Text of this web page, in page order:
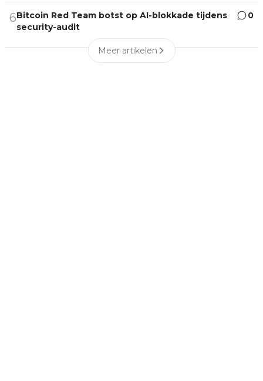
6Bitcoin Red Team botst op AI-blokkade tijdens
security-audit
0
Meer artikelen